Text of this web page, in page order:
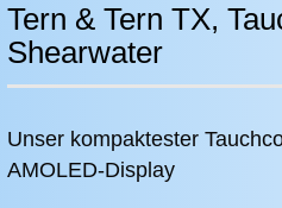
Tern & Tern TX,
Shearwater
Unser kompaktester
AMOLED-Display